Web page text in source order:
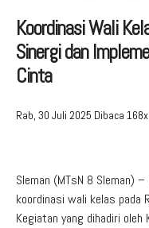
PMBM
Perpustakaan Madyadesta
Zona Integritas
PPID
Koordinasi Wali
Sinergi dan
Cinta
Rab, 30 Juli 2025 Dibaca 168x
Sleman (MTsN 8 Sleman)
koordinasi wali kelas pada
Kegiatan yang dihadiri oleh